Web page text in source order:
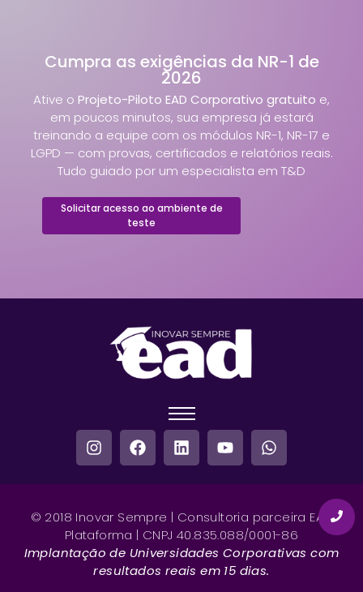
Cumpra as exigências da NR-1 de
2026
Ative o Projeto-Piloto EAD Corporativo gratuito e,
em poucos minutos, sua empresa já estará
treinando a equipe com os módulos NR-1, NR-17 e
LGPD — com provas, certificados e relatórios reais.
Tudo guiado por um especialista em T&D
Solicitar acesso ao ambiente de
teste
© 2018 Inovar Sempre | Consultoria parceira EAD
Plataforma | CNPJ 40.835.088/0001-86
Implantação de Universidades Corporativas com
resultados reais em 15 dias.